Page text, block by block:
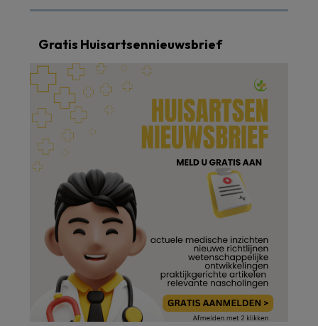
Gratis Huisartsennieuwsbrief